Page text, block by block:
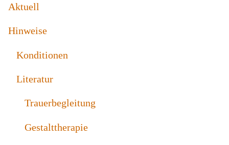
Aktuell
Hinweise
Konditionen
Literatur
Trauerbegleitung
Gestalttherapie